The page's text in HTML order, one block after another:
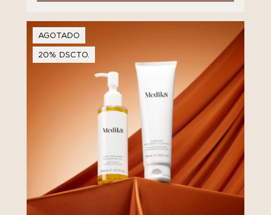
AGOTADO
20% DSCTO.